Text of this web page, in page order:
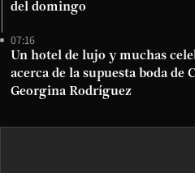
del domingo
07:16
Un hotel de lujo y muchas
acerca de la supuesta boda de
Georgina Rodríguez